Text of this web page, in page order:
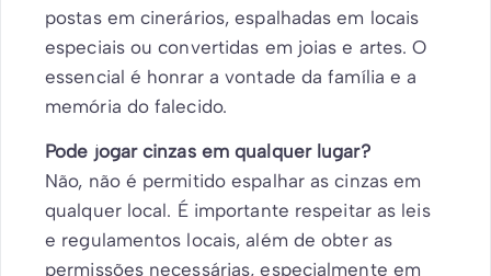
postas em cinerários, espalhadas em locais
especiais ou convertidas em joias e artes. O
essencial é honrar a vontade da família e a
memória do falecido.
Pode jogar cinzas em qualquer lugar?
Não, não é permitido espalhar as cinzas em
qualquer local. É importante respeitar as leis
e regulamentos locais, além de obter as
permissões necessárias, especialmente em